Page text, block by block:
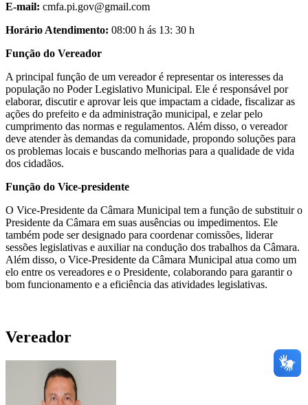
E-mail: cmfa.pi.gov@gmail.com
Horário Atendimento: 08:00 h ás 13: 30 h
Função do Vereador
A principal função de um vereador é representar os interesses da
população no Poder Legislativo Municipal. Ele é responsável por
elaborar, discutir e aprovar leis que impactam a cidade, fiscalizar as
ações do prefeito e da administração municipal, e zelar pelo
cumprimento das normas e regulamentos. Além disso, o vereador
deve atender às demandas da comunidade, propondo soluções para
os problemas locais e buscando melhorias para a qualidade de vida
dos cidadãos.
Função do Vice-presidente
O Vice-Presidente da Câmara Municipal tem a função de substituir o
Presidente da Câmara em suas ausências ou impedimentos. Ele
também pode ser designado para coordenar comissões, liderar
sessões legislativas e auxiliar na condução dos trabalhos da Câmara.
Além disso, o Vice-Presidente da Câmara Municipal atua como um
elo entre os vereadores e o Presidente, colaborando para garantir o
bom funcionamento e a eficiência das atividades legislativas.
Vereador